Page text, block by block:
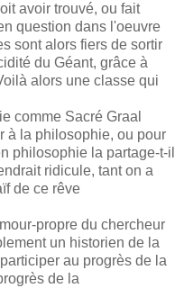
avoir trouvé, ou fait
question dans l'oeuvre
sont alors fiers de sortir
du Géant, grâce à
alors une classe qui
comme Sacré Graal
à la philosophie, ou pour
philosophie la partage-t-il
ridicule, tant on a
de ce rêve
propre du chercheur
un historien de la
au progrès de la
de la